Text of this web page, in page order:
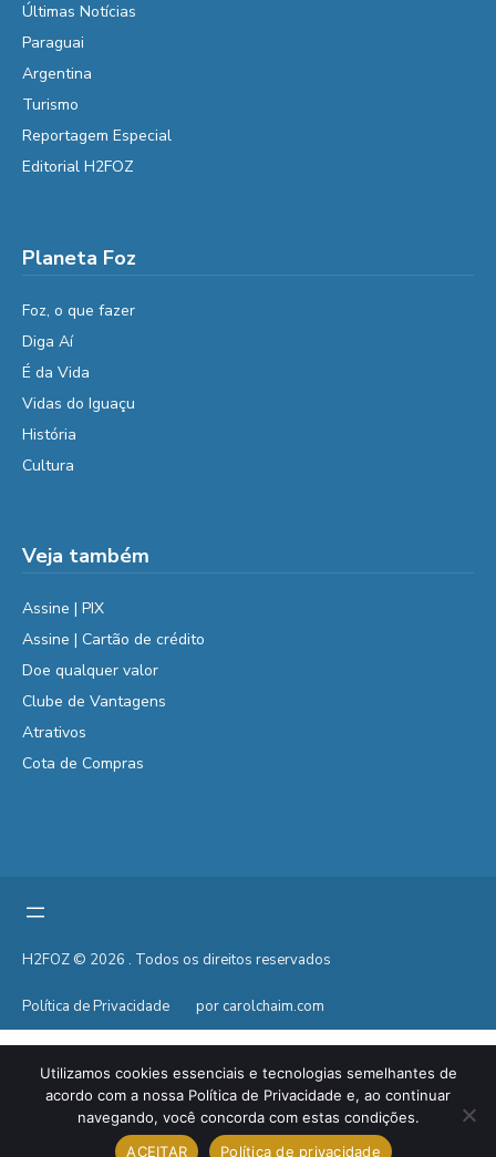
Últimas Notícias
Paraguai
Argentina
Turismo
Reportagem Especial
Editorial H2FOZ
Planeta Foz
Foz, o que fazer
Diga Aí
É da Vida
Vidas do Iguaçu
História
Cultura
Veja também
Assine | PIX
Assine | Cartão de crédito
Doe qualquer valor
Clube de Vantagens
Atrativos
Cota de Compras
H2FOZ © 2026 . Todos os direitos reservados
Política de Privacidade por carolchaim.com
Utilizamos cookies essenciais e tecnologias semelhantes de
acordo com a nossa Política de Privacidade e, ao continuar
navegando, você concorda com estas condições.
ACEITAR
Política de privacidade